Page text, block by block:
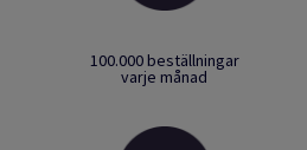
100.000 beställningar
varje månad